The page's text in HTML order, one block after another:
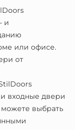
и
или офисе.
от
входные двери
выбрать